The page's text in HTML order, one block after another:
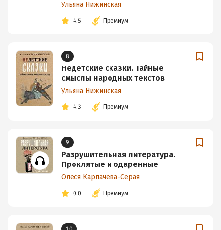
Ульяна Нижинская
4.5 Премиум
8
Недетские сказки. Тайные
смыслы народных текстов
Ульяна Нижинская
4.3 Премиум
9
Разрушительная литература.
Проклятые и одаренные
Олеся Карпачева-Серая
0.0 Премиум
10